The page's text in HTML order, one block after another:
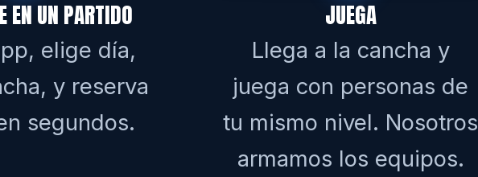
EN UN PARTIDO
elige día,
y reserva
segundos.
JUEGA
Llega a la cancha y
juega con personas de
tu mismo nivel. Nosotros
armamos los equipos.